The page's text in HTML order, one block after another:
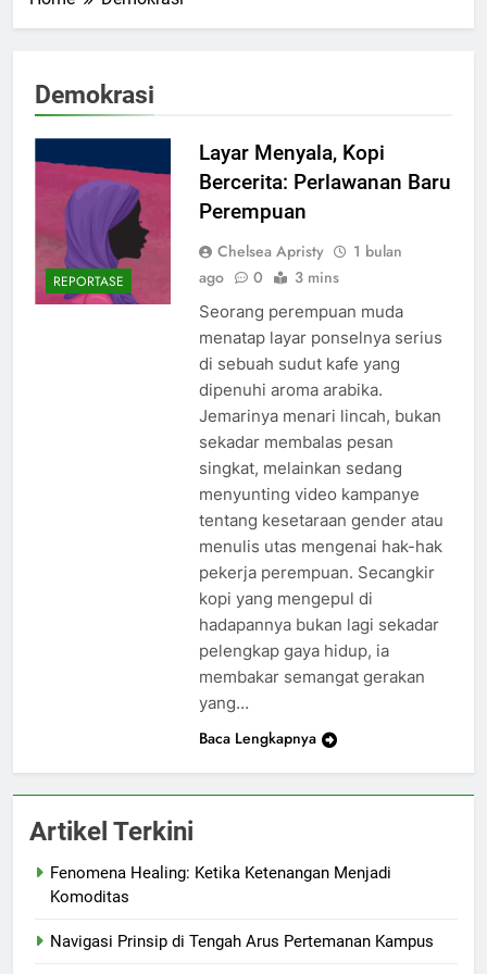
Demokrasi
REPORTASE
Layar Menyala, Kopi
Bercerita: Perlawanan Baru
Perempuan
Chelsea Apristy
1 bulan
ago
0 3 mins
Seorang perempuan muda
menatap layar ponselnya serius
di sebuah sudut kafe yang
dipenuhi aroma arabika.
Jemarinya menari lincah, bukan
sekadar membalas pesan
singkat, melainkan sedang
menyunting video kampanye
tentang kesetaraan gender atau
menulis utas mengenai hak-hak
pekerja perempuan. Secangkir
kopi yang mengepul di
hadapannya bukan lagi sekadar
pelengkap gaya hidup, ia
membakar semangat gerakan
yang…
Baca Lengkapnya
Artikel Terkini
Fenomena Healing: Ketika Ketenangan Menjadi
Komoditas
Navigasi Prinsip di Tengah Arus Pertemanan Kampus